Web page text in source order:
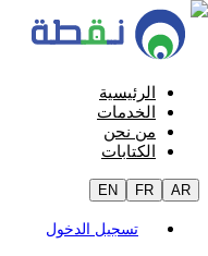
الرئيسية
الخدمات
من نحن
الكتابات
EN FR AR
تسجيل الدخول